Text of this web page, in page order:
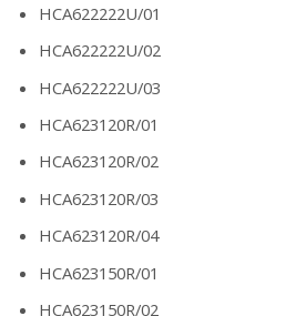
HCA622222U/01
HCA622222U/02
HCA622222U/03
HCA623120R/01
HCA623120R/02
HCA623120R/03
HCA623120R/04
HCA623150R/01
HCA623150R/02